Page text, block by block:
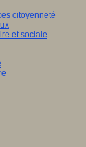
citoyenneté
et sociale